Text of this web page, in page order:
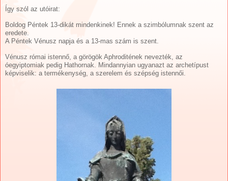
Így szól az utóirat:
Boldog Péntek 13-dikát mindenkinek! Ennek a szimbólumnak szent az
eredete.
A Péntek Vénusz napja és a 13-mas szám is szent.
Vénusz római istennő, a görögök Aphroditének nevezték, az
óegyiptomiak pedig Hathornak. Mindannyian ugyanazt az archetípust
képviselik: a termékenység, a szerelem és szépség istennői.